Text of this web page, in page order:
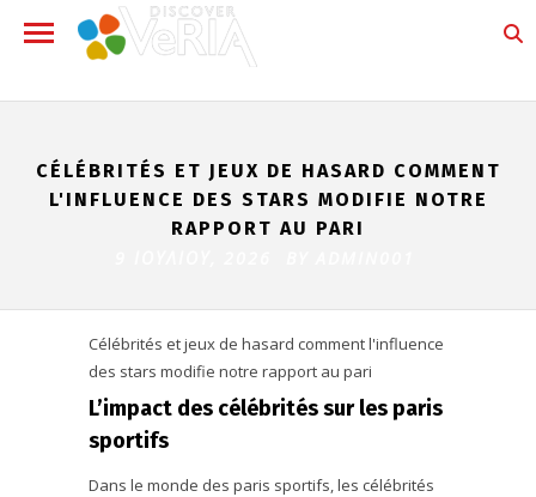
CÉLÉBRITÉS ET JEUX DE HASARD COMMENT
L'INFLUENCE DES STARS MODIFIE NOTRE
RAPPORT AU PARI
Célébrités et jeux de hasard comment l'influence
des stars modifie notre rapport au pari
L’impact des célébrités sur les paris
sportifs
Dans le monde des paris sportifs, les célébrités